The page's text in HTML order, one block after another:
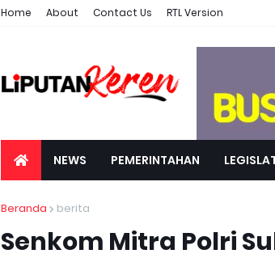
Home About Contact Us RTL Version
NEWS PEMERINTAHAN
Beranda berita
Senkom Mitra Polri